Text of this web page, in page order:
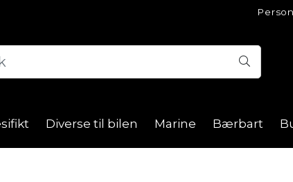
Diverse til bilen Marine Bærbart